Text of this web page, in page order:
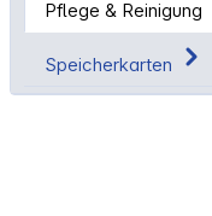
Pflege & Reinigung
Speicherkarten